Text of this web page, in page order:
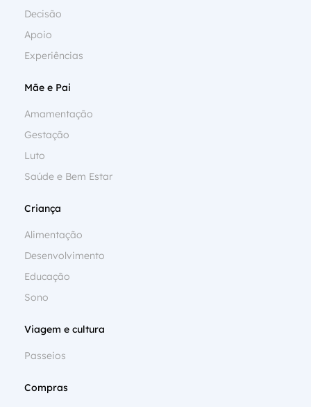
Decisão
Apoio
Experiências
Mãe e Pai
Amamentação
Gestação
Luto
Saúde e Bem Estar
Criança
Alimentação
Desenvolvimento
Educação
Sono
Viagem e cultura
Passeios
Compras